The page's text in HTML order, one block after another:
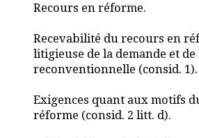
Recours en réforme.
Recevabilité du recours en
litigieuse de la demande et de
reconventionnelle (consid. 1).
Exigences quant aux motifs
réforme (consid. 2 litt. d).